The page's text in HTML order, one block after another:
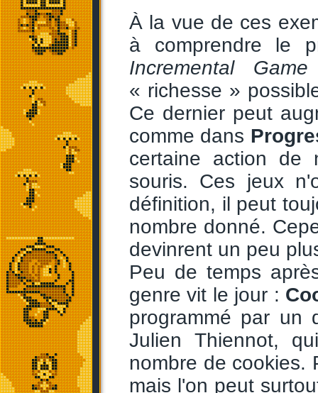
À la vue de ces
à comprendre le
Incremental Game
« richesse »
Ce dernier peut
comme dans
certaine action de
souris. Ces jeux
définition, il peut
nombre donné.
devinrent un peu
Peu de temps
genre vit le jour :
programmé par un
Julien Thiennot,
nombre de cookies.
mais l'on peut